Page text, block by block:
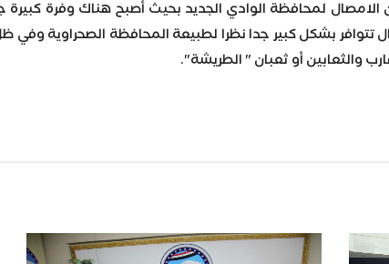
الامصال لمحافظة الوادي الجديد بحيث أصبح هناك وفرة
تتوافر بشكل كبير جدا نظرا لطبيعة المحافظة الصحراوية وفي
والثعابين أو ثعبان " الطريشة".